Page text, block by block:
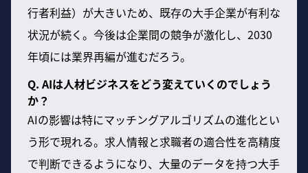
行者利益）が大きいため、既存の大手企業が有利な
状況が続く。今後は企業間の競争が激化し、2030
年頃には業界再編が進むだろう。
Q. AIは人材ビジネスをどう変えていくのでしょう
か？
AIの影響は特にマッチングアルゴリズムの進化とい
う形で現れる。求人情報と求職者の適合性を高精度
で判断できるようになり、大量のデータを持つ大手